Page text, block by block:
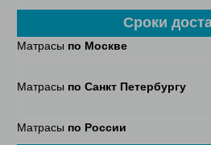
Сроки
Матрасы по Москве
Матрасы по Санкт Петербургу
Матрасы по России